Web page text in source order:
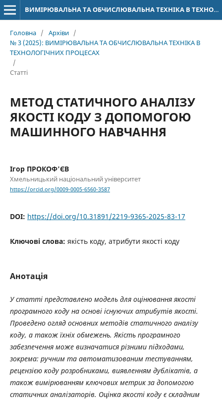
ВИМІРЮВАЛЬНА ТА ОБЧИСЛЮВАЛЬНА ТЕХНІКА В ТЕХНОЛОГІЧНИХ ПРОЦЕСАХ
Головна / Архіви /
№ 3 (2025): ВИМІРЮВАЛЬНА ТА ОБЧИСЛЮВАЛЬНА ТЕХНІКА В
ТЕХНОЛОГІЧНИХ ПРОЦЕСАХ
/
Статті
МЕТОД СТАТИЧНОГО АНАЛІЗУ
ЯКОСТІ КОДУ З ДОПОМОГОЮ
МАШИННОГО НАВЧАННЯ
Ігор ПРОКОФ'ЄВ
Хмельницький національний університет
https://orcid.org/0009-0005-6560-3587
DOI: https://doi.org/10.31891/2219-9365-2025-83-17
Ключові слова: якість коду, атрибути якості коду
Анотація
У статті представлено модель для оцінювання якості
програмного коду на основі існуючих атрибутів якості.
Проведено огляд основних методів статичного аналізу
коду, а також їхніх обмежень. Якість програмного
забезпечення може визначатися різними підходами,
зокрема: ручним та автоматизованим тестуванням,
рецензією коду розробниками, виявленням дублікатів, а
також вимірюванням ключових метрик за допомогою
статичних аналізаторів. Оцінка якості коду є складним